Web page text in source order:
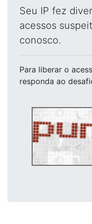
Seu IP fez
acessos
conosco.
Para liberar o
responda ao